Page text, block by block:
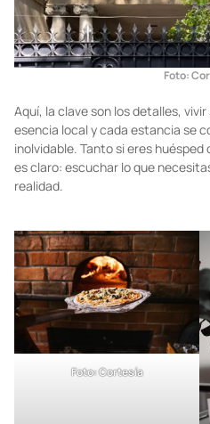
Foto:
Aquí, la clave son los detalles,
esencia local y cada estancia se
inolvidable. Tanto si eres
es claro: escuchar lo que
realidad.
Foto: Cortesía